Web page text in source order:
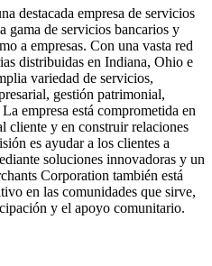
destacada empresa de servicios
gama de servicios bancarios y
a empresas. Con una vasta red
distribuidas en Indiana, Ohio e
variedad de servicios,
gestión patrimonial,
empresa está comprometida en
cliente y en construir relaciones
es ayudar a los clientes a
soluciones innovadoras y un
Corporation también está
en las comunidades que sirve,
y el apoyo comunitario.